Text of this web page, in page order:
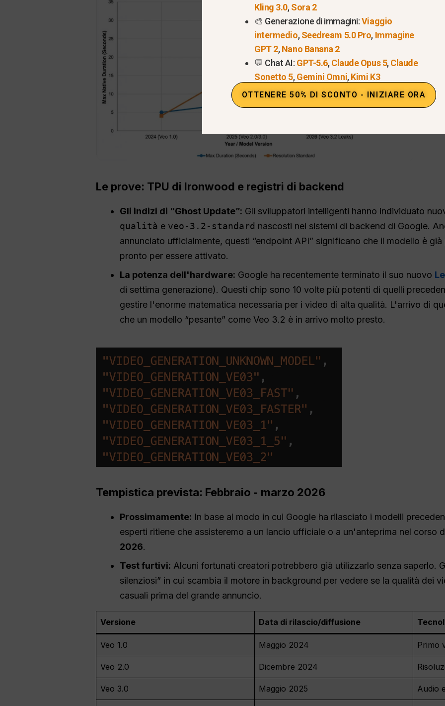
Le prove: TPU di Ironwood e registri di backend
Gli indizi di “Ghost Update”: Gli sviluppatori intelligenti hanno individuato
qualità e veo-3.2-standard nascosti nei sistemi di backend di Google.
annunciato ufficialmente, questi “endpoint API” significano che il modello è già
pronto per essere attivato.
La potenza dell'hardware: Google ha recentemente terminato il suo nuovo
di settima generazione). Questi chip sono 10 volte più potenti di quelli
gestire l'enorme matematica necessaria per i video di alta qualità. L'arrivo di
che un modello “pesante” come Veo 3.2 è in arrivo molto presto.
Tempistica prevista: Febbraio - marzo 2026
Prossimamente: In base al modo in cui Google ha rilasciato i modelli
esperti ritiene che assisteremo a un lancio ufficiale o a un'anteprima nel corso
2026.
Test furtivi: Alcuni fortunati creatori potrebbero già utilizzarlo senza saperlo.
silenziosi” in cui scambia il motore in background per vedere se la qualità dei
casuali prima del grande annuncio.
Versione Data di rilascio/diffusione
Veo 1.0 Maggio 2024 Primo
Veo 2.0 Dicembre 2024
Veo 3.0 Maggio 2025 Audio
Kling 3.0,Sora 2
🎨 Generazione di immagini:Viaggio
intermedio,Seedream 5.0 Pro, Immagine
GPT 2,Nano Banana 2
💬 Chat AI: GPT-5.6,Claude Opus 5,Claude
Sonetto 5,Gemini Omni,Kimi K3
OTTENERE 50% DI SCONTO - INIZIARE ORA